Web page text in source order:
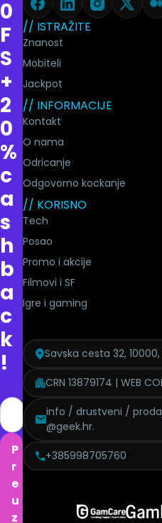
0
F
S
+
2
0
%
c
a
s
h
b
a
c
k
!
P
r
e
u
z
// ISTRAŽITE
Znanost
Mobiteli
Jackpot
// INFORMACIJE
Kontakt
O nama
Odricanje
Odgovorno kockanje
// KORISNO
Tech
Posao
Promo i akcije
Filmovi i SF
Igre i gaming
Savska cesta 32,
CRN 13879174 | WEB
info / drustveni /
@geek.hr.
+385998705760